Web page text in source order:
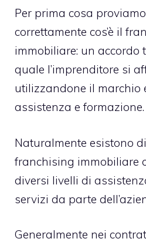
Per prima cosa
correttamente cos’è il
immobiliare: un accordo
quale l’imprenditore si
utilizzandone il marchio
assistenza e formazione.
Naturalmente esistono
franchising immobiliare
diversi livelli di
servizi da parte
Generalmente nei